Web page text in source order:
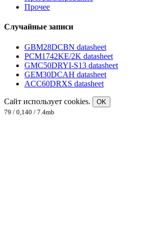
Прочее
Случайные записи
GBM28DCBN datasheet
PCM1742KE/2K datasheet
GMC50DRYI-S13 datasheet
GEM30DCAH datasheet
ACC60DRXS datasheet
Сайт использует cookies.
OK
79 / 0,140 / 7.4mb